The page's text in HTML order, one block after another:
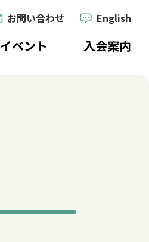
お問い合わせ English
イベント 入会案内